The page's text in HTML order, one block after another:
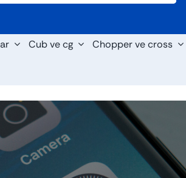
Cub ve cg Chopper ve cross